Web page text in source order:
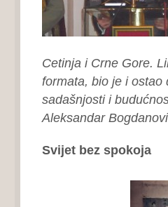
Cetinja i Crne Gore.
formata, bio je i ostao
sadašnjosti i
Aleksandar
Svijet bez spokoja